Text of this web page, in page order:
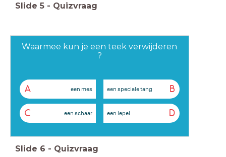
Slide 5 - Quizvraag
Waarmee kun je een teek verwijderen
?
A een mes B
een speciale tang
C een schaar D
een lepel
Slide 6 - Quizvraag